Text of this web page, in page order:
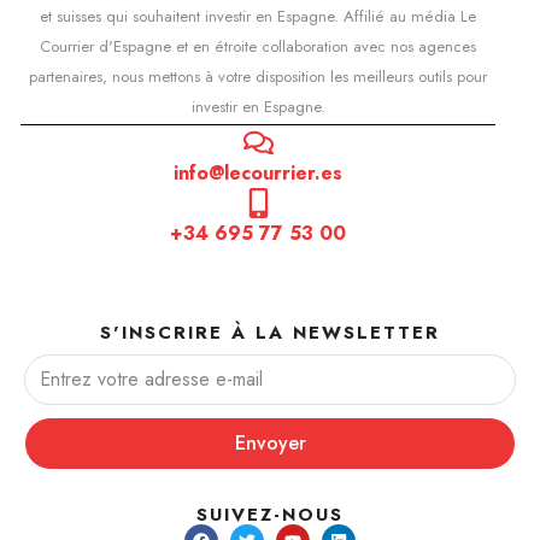
et suisses qui souhaitent investir en Espagne. Affilié au média Le
Courrier d'Espagne et en étroite collaboration avec nos agences
partenaires, nous mettons à votre disposition les meilleurs outils pour
investir en Espagne.
info@lecourrier.es
+34 695 77 53 00
S'INSCRIRE À LA NEWSLETTER
Envoyer
SUIVEZ-NOUS